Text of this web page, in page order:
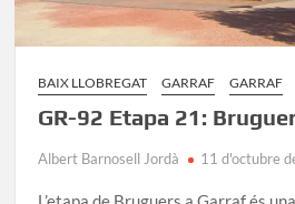
BAIX LLOBREGAT GARRAF GARRAF
GR-92 Etapa 21:
Albert Barnosell Jordà 11 d'octubre